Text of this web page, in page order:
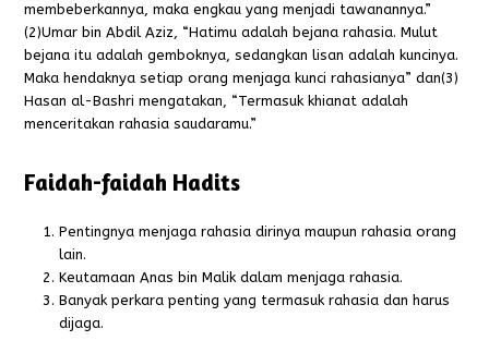
membeberkannya, maka engkau yang menjadi tawanannya.”
(2)Umar bin Abdil Aziz, “Hatimu adalah bejana rahasia. Mulut
bejana itu adalah gemboknya, sedangkan lisan adalah kuncinya.
Maka hendaknya setiap orang menjaga kunci rahasianya” dan(3)
Hasan al-Bashri mengatakan, “Termasuk khianat adalah
menceritakan rahasia saudaramu.”
Faidah-faidah Hadits
Pentingnya menjaga rahasia dirinya maupun rahasia orang
lain.
Keutamaan Anas bin Malik dalam menjaga rahasia.
Banyak perkara penting yang termasuk rahasia dan harus
dijaga.